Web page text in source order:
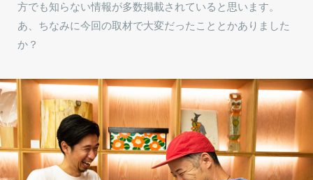
方でも知らない情報が多数掲載されていると思います。
あ、ちなみに今回の取材で大変だったこととかありました
か？